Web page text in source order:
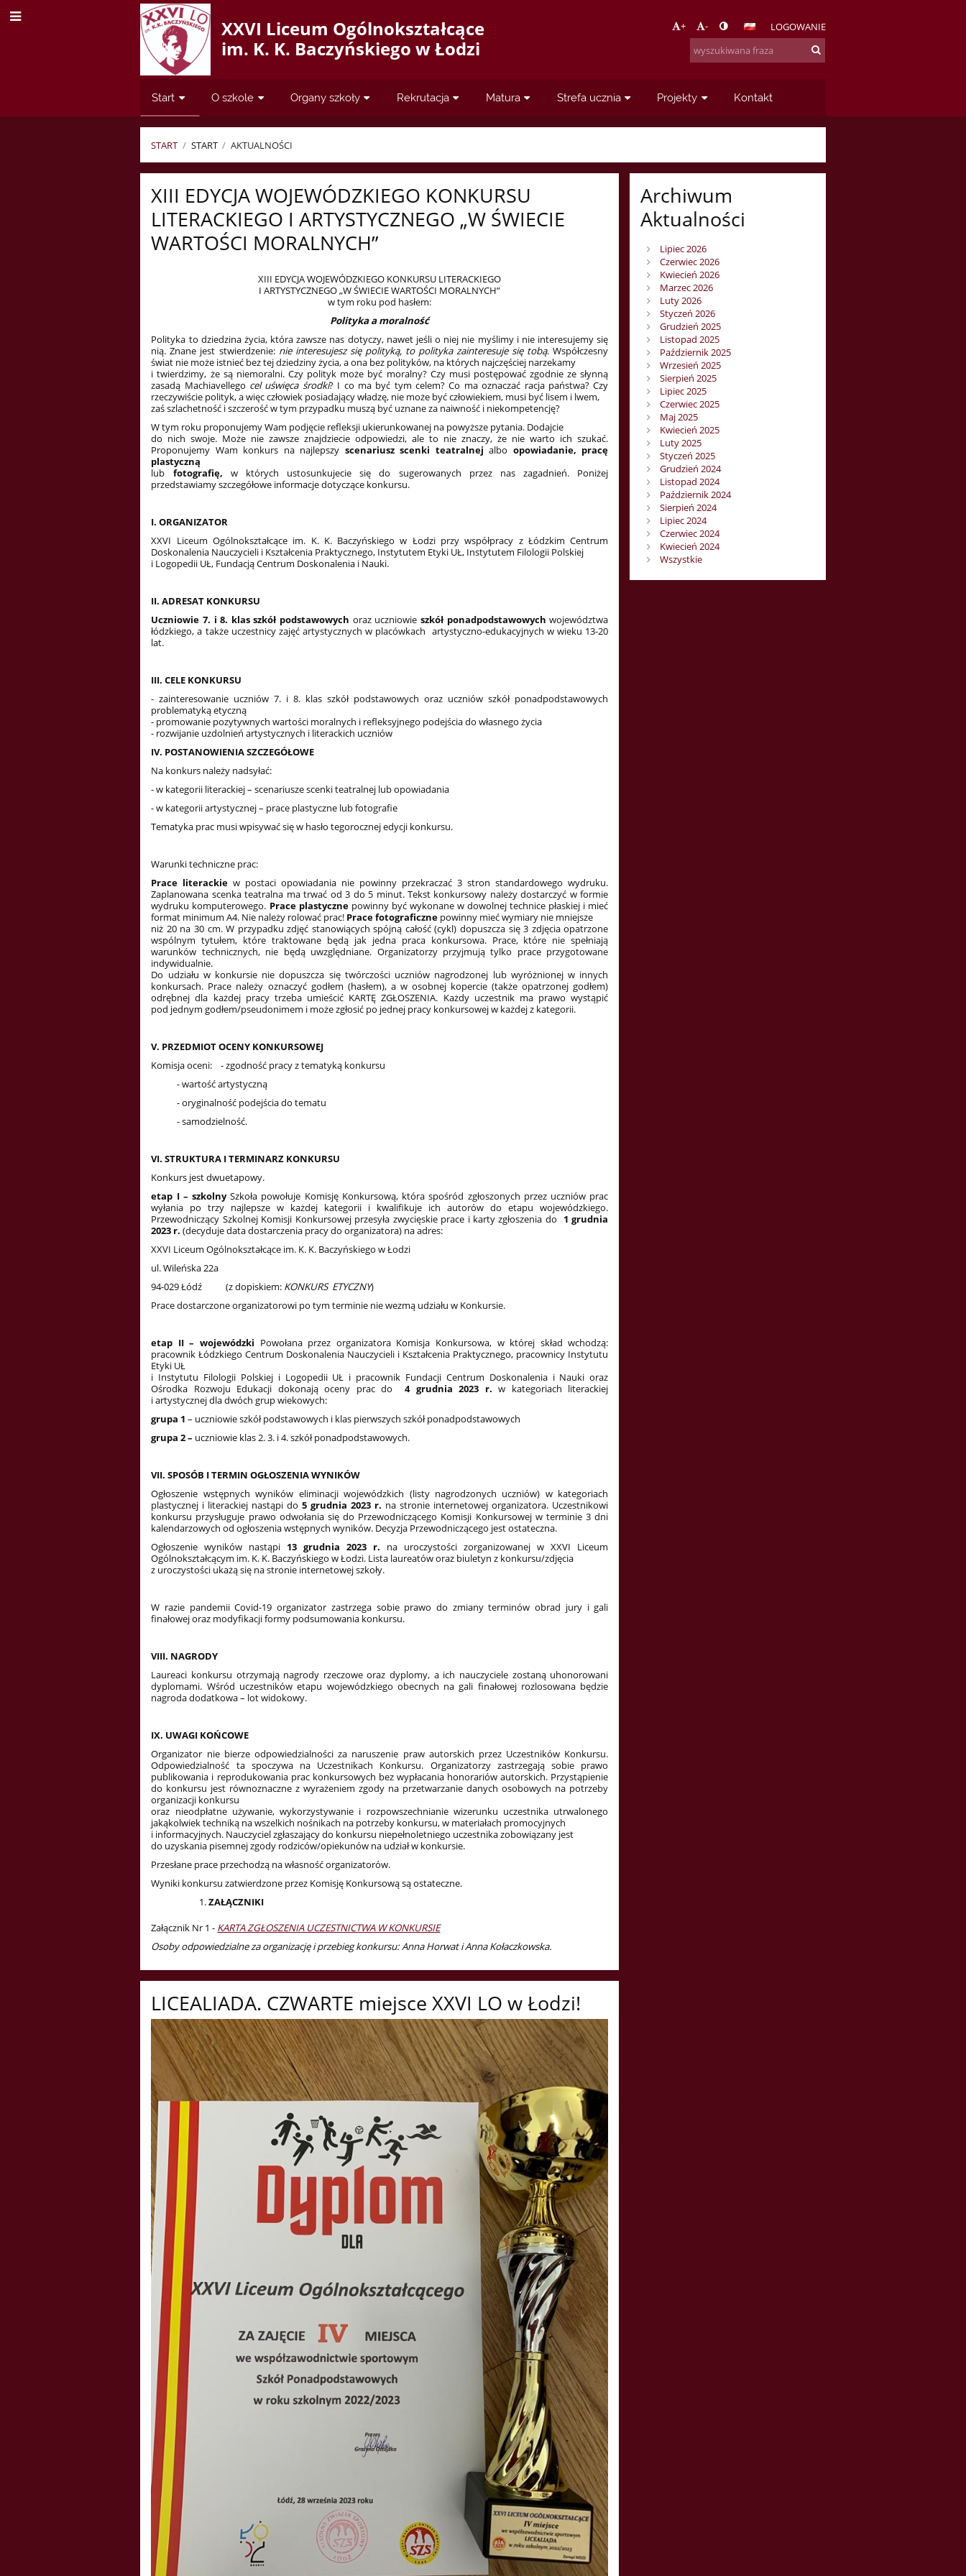
XXVI Liceum Ogólnokształcące
im. K. K. Baczyńskiego w Łodzi
+ - LOGOWANIE
Start O szkole Organy szkoły Rekrutacja Matura Strefa ucznia Projekty Kontakt
START / START / AKTUALNOŚCI
Aktualności
XIII EDYCJA WOJEWÓDZKIEGO KONKURSU
LITERACKIEGO I ARTYSTYCZNEGO „W ŚWIECIE
WARTOŚCI MORALNYCH”
XIII EDYCJA WOJEWÓDZKIEGO KONKURSU LITERACKIEGO
I ARTYSTYCZNEGO „W ŚWIECIE WARTOŚCI MORALNYCH”
w tym roku pod hasłem:
Polityka a moralność
Polityka to dziedzina życia, która zawsze nas dotyczy, nawet jeśli o niej nie myślimy i nie interesujemy się
nią. Znane jest stwierdzenie: nie interesujesz się polityką, to polityka zainteresuje się tobą. Współczesny
świat nie może istnieć bez tej dziedziny życia, a ona bez polityków, na których najczęściej narzekamy
i twierdzimy, że są niemoralni. Czy polityk może być moralny? Czy musi postępować zgodnie ze słynną
zasadą Machiavellego cel uświęca środki? I co ma być tym celem? Co ma oznaczać racja państwa? Czy
rzeczywiście polityk, a więc człowiek posiadający władzę, nie może być człowiekiem, musi być lisem i lwem,
zaś szlachetność i szczerość w tym przypadku muszą być uznane za naiwność i niekompetencję?
W tym roku proponujemy Wam podjęcie refleksji ukierunkowanej na powyższe pytania. Dodajcie
do nich swoje. Może nie zawsze znajdziecie odpowiedzi, ale to nie znaczy, że nie warto ich szukać.
Proponujemy Wam konkurs na najlepszy scenariusz scenki teatralnejalbo opowiadanie, pracę
plastyczną
lub fotografię, w których ustosunkujecie się do sugerowanych przez nas zagadnień. Poniżej
przedstawiamy szczegółowe informacje dotyczące konkursu.
I. ORGANIZATOR
XXVI Liceum Ogólnokształcące im. K. K. Baczyńskiego w Łodzi przy współpracy z Łódzkim Centrum
Doskonalenia Nauczycieli i Kształcenia Praktycznego, Instytutem Etyki UŁ, Instytutem Filologii Polskiej
i Logopedii UŁ, Fundacją Centrum Doskonalenia i Nauki.
II. ADRESAT KONKURSU
Uczniowie 7. i 8. klas szkół podstawowych oraz uczniowieszkół ponadpodstawowych województwa
łódzkiego, a także uczestnicy zajęć artystycznych w placówkach artystyczno-edukacyjnych w wieku 13-20
lat.
III. CELE KONKURSU
- zainteresowanie uczniów 7. i 8. klas szkół podstawowych oraz uczniów szkół ponadpodstawowych
problematyką etyczną
- promowanie pozytywnych wartości moralnych i refleksyjnego podejścia do własnego życia
- rozwijanie uzdolnień artystycznych i literackich uczniów
IV. POSTANOWIENIA SZCZEGÓŁOWE
Na konkurs należy nadsyłać:
- w kategorii literackiej – scenariusze scenki teatralnej lub opowiadania
- w kategorii artystycznej – prace plastyczne lub fotografie
Tematyka prac musi wpisywać się w hasło tegorocznej edycji konkursu.
Warunki techniczne prac:
Prace literackiew postaci opowiadania nie powinny przekraczać 3 stron standardowego wydruku.
Zaplanowana scenka teatralna ma trwać od 3 do 5 minut. Tekst konkursowy należy dostarczyć w formie
wydruku komputerowego. Prace plastyczne powinny być wykonane w dowolnej technice płaskiej i mieć
format minimum A4. Nie należy rolować prac! Prace fotograficzne powinny mieć wymiary nie mniejsze
niż 20 na 30 cm. W przypadku zdjęć stanowiących spójną całość (cykl) dopuszcza się 3 zdjęcia opatrzone
wspólnym tytułem, które traktowane będą jak jedna praca konkursowa. Prace, które nie spełniają
warunków technicznych, nie będą uwzględniane. Organizatorzy przyjmują tylko prace przygotowane
indywidualnie.
Do udziału w konkursie nie dopuszcza się twórczości uczniów nagrodzonej lub wyróżnionej w innych
konkursach. Prace należy oznaczyć godłem (hasłem), a w osobnej kopercie (także opatrzonej godłem)
odrębnej dla każdej pracy trzeba umieścić KARTĘ ZGŁOSZENIA. Każdy uczestnik ma prawo wystąpić
pod jednym godłem/pseudonimem i może zgłosić po jednej pracy konkursowej w każdej z kategorii.
V. PRZEDMIOT OCENY KONKURSOWEJ
Komisja oceni: - zgodność pracy z tematyką konkursu
- wartość artystyczną
- oryginalność podejścia do tematu
- samodzielność.
VI. STRUKTURA I TERMINARZ KONKURSU
Konkurs jest dwuetapowy.
etap I – szkolnySzkoła powołuje Komisję Konkursową, która spośród zgłoszonych przez uczniów prac
wyłania po trzy najlepsze w każdej kategorii i kwalifikuje ich autorów do etapu wojewódzkiego.
Przewodniczący Szkolnej Komisji Konkursowej przesyła zwycięskie prace i karty zgłoszenia do
1 grudnia
2023 r.(decyduje data dostarczenia pracy do organizatora) na adres:
XXVI Liceum Ogólnokształcące im. K. K. Baczyńskiego w Łodzi
ul. Wileńska 22a
94-029 Łódź (z dopiskiem: KONKURS ETYCZNY)
Prace dostarczone organizatorowi po tym terminie nie wezmą udziału w Konkursie.
etap II – wojewódzki Powołana przez organizatora Komisja Konkursowa, w której skład wchodzą:
pracownik Łódzkiego Centrum Doskonalenia Nauczycieli i Kształcenia Praktycznego, pracownicy Instytutu
Etyki UŁ
i Instytutu Filologii Polskiej i Logopedii UŁ i pracownik Fundacji Centrum Doskonalenia i Nauki oraz
Ośrodka Rozwoju Edukacji dokonają oceny prac do
4 grudnia2023 r.w kategoriach literackiej
i artystycznej dla dwóch grup wiekowych:
grupa 1 – uczniowie szkół podstawowych i klas pierwszych szkół ponadpodstawowych
grupa 2 – uczniowie klas 2. 3. i 4. szkół ponadpodstawowych.
VII. SPOSÓB I TERMIN OGŁOSZENIA WYNIKÓW
Ogłoszenie wstępnych wyników eliminacji wojewódzkich (listy nagrodzonych uczniów) w kategoriach
plastycznej i literackiej nastąpi do 5 grudnia 2023 r. na stronie internetowej organizatora. Uczestnikowi
konkursu przysługuje prawo odwołania się do Przewodniczącego Komisji Konkursowej w terminie 3 dni
kalendarzowych od ogłoszenia wstępnych wyników. Decyzja Przewodniczącego jest ostateczna.
Ogłoszenie wyników nastąpi 13 grudnia 2023 r. na uroczystości zorganizowanej w XXVI Liceum
Ogólnokształcącym im. K. K. Baczyńskiego w Łodzi. Lista laureatów oraz biuletyn z konkursu/zdjęcia
z uroczystości ukażą się na stronie internetowej szkoły.
W razie pandemii Covid-19 organizator zastrzega sobie prawo do zmiany terminów obrad jury i gali
finałowej oraz modyfikacji formy podsumowania konkursu.
VIII. NAGRODY
Laureaci konkursu otrzymają nagrody rzeczowe oraz dyplomy, a ich nauczyciele zostaną uhonorowani
dyplomami. Wśród uczestników etapu wojewódzkiego obecnych na gali finałowej rozlosowana będzie
nagroda dodatkowa – lot widokowy.
IX. UWAGI KOŃCOWE
Organizator nie bierze odpowiedzialności za naruszenie praw autorskich przez Uczestników Konkursu.
Odpowiedzialność ta spoczywa na Uczestnikach Konkursu. Organizatorzy zastrzegają sobie prawo
publikowania i reprodukowania prac konkursowych bez wypłacania honorariów autorskich. Przystąpienie
do konkursu jest równoznaczne z wyrażeniem zgody na przetwarzanie danych osobowych na potrzeby
organizacji konkursu
oraz nieodpłatne używanie, wykorzystywanie i rozpowszechnianie wizerunku uczestnika utrwalonego
jakąkolwiek techniką na wszelkich nośnikach na potrzeby konkursu, w materiałach promocyjnych
i informacyjnych. Nauczyciel zgłaszający do konkursu niepełnoletniego uczestnika zobowiązany jest
do uzyskania pisemnej zgody rodziców/opiekunów na udział w konkursie.
Przesłane prace przechodzą na własność organizatorów.
Wyniki konkursu zatwierdzone przez Komisję Konkursową są ostateczne.
ZAŁĄCZNIKI
Załącznik Nr 1 - KARTA ZGŁOSZENIA UCZESTNICTWA W KONKURSIE
Osoby odpowiedzialne za organizację i przebieg konkursu: Anna Horwat i Anna Kołaczkowska.
LICEALIADA. CZWARTE miejsce XXVI LO w Łodzi!
Archiwum
Aktualności
Lipiec 2026
Czerwiec 2026
Kwiecień 2026
Marzec 2026
Luty 2026
Styczeń 2026
Grudzień 2025
Listopad 2025
Październik 2025
Wrzesień 2025
Sierpień 2025
Lipiec 2025
Czerwiec 2025
Maj 2025
Kwiecień 2025
Luty 2025
Styczeń 2025
Grudzień 2024
Listopad 2024
Październik 2024
Sierpień 2024
Lipiec 2024
Czerwiec 2024
Kwiecień 2024
Wszystkie